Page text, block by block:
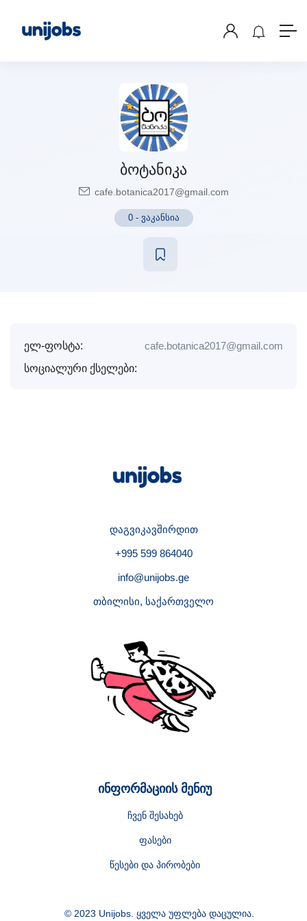
ბოტანიკა
cafe.botanica2017@gmail.com
0- ვაკანსია
ელ-ფოსტა:
cafe.botanica2017@gmail.com
სოციალური ქსელები:
დაგვიკავშირდით
+995 599 864040
info@unijobs.ge
თბილისი, საქართველო
ინფორმაციის მენიუ
ჩვენ შესახებ
ფასები
წესები და პირობები
© 2023 Unijobs. ყველა უფლება დაცულია.